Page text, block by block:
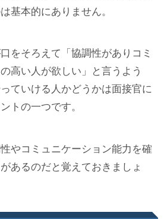
基本的にありません。
をそろえて「協調性がありコミ
高い人が欲しい」と言うよう
ていける人かどうかは面接官に
トの一つです。
やコミュニケーション能力を確
あるのだと覚えておきましょ